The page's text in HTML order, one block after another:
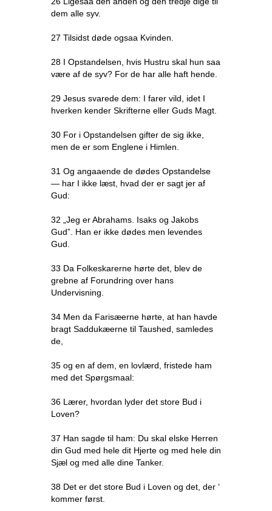
dem alle syv.
27 Tilsidst døde ogsaa Kvinden.
28 I Opstandelsen, hvis Hustru skal hun saa
være af de syv? For de har alle haft hende.
29 Jesus svarede dem: I farer vild, idet I
hverken kender Skrifterne eller Guds Magt.
30 For i Opstandelsen gifter de sig ikke,
men de er som Englene i Himlen.
31 Og angaaende de dødes Opstandelse
— har I ikke læst, hvad der er sagt jer af
Gud:
32 „Jeg er Abrahams. Isaks og Jakobs
Gud”. Han er ikke dødes men levendes
Gud.
33 Da Folkeskarerne hørte det, blev de
grebne af Forundring over hans
Undervisning.
34 Men da Farisæerne hørte, at han havde
bragt Saddukæerne til Taushed, samledes
de,
35 og en af dem, en lovlærd, fristede ham
med det Spørgsmaal:
36 Lærer, hvordan lyder det store Bud i
Loven?
37 Han sagde til ham: Du skal elske Herren
din Gud med hele dit Hjerte og med hele din
Sjæl og med alle dine Tanker.
38 Det er det store Bud i Loven og det, der ‘
kommer først.